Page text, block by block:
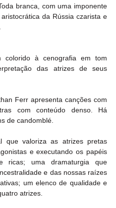
branca, com uma imponente
da Rússia czarista e
colorido à cenografia em tom
das atrizes de seus
Ferr apresenta canções com
com conteúdo denso. Há
de candomblé.
que valoriza as atrizes pretas
e executando os papéis
ricas; uma dramaturgia que
e das nossas raízes
um elenco de qualidade e
atrizes.